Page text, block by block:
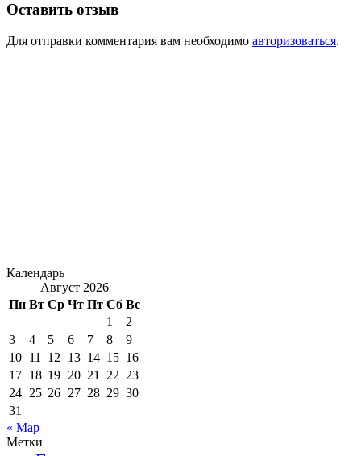
Оставить отзыв
Для отправки комментария вам необходимо авторизоваться.
Календарь
Август 2026
Пн Вт Ср Чт Пт Сб Вс
1
2
3
4 5 6 7 8
9
10 11 12 13 14 15 16
17 18 19 20 21 22 23
24 25 26 27 28 29 30
31
« Мар
Метки